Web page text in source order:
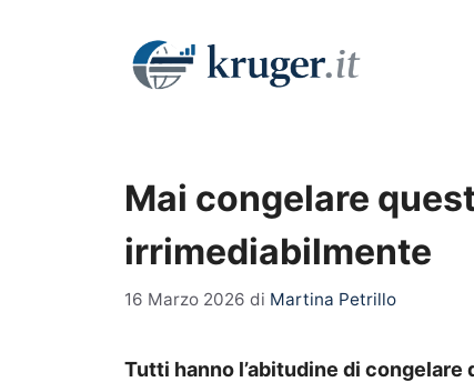
Mai congelare
irrimediabilmente
16 Marzo 2026 di Martina Petrillo
Tutti hanno l’abitudine di